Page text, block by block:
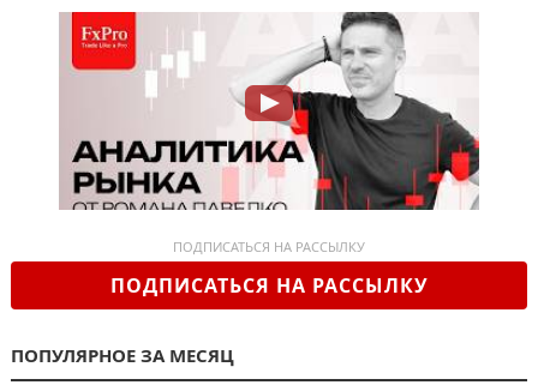
ПОДПИСАТЬСЯ НА РАССЫЛКУ
ПОДПИСАТЬСЯ НА РАССЫЛКУ
ПОПУЛЯРНОЕ ЗА МЕСЯЦ